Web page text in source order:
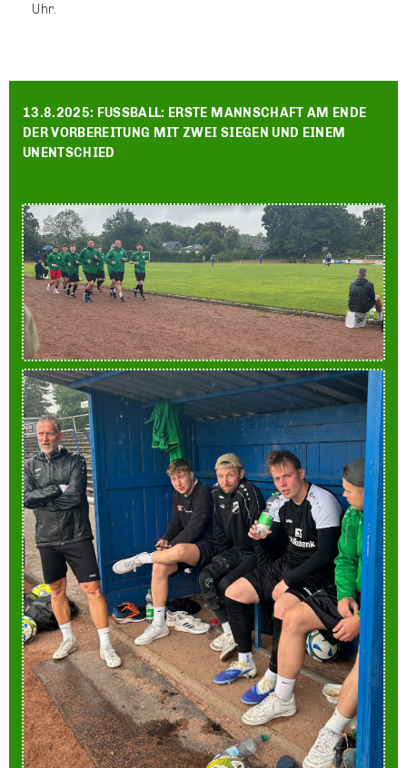
Uhr.
13.8.2025: FUSSBALL: ERSTE MANNSCHAFT AM ENDE
DER VORBEREITUNG MIT ZWEI SIEGEN UND EINEM
UNENTSCHIED